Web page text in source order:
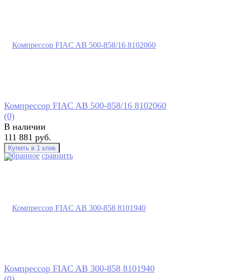
избранное сравнить
Компрессор FIAC AB 500-858/16 8102060
(0)
В наличии
111 881 руб.
Компрессор FIAC AB 300-858 8101940